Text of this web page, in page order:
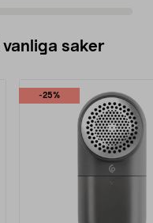
saker
-25%